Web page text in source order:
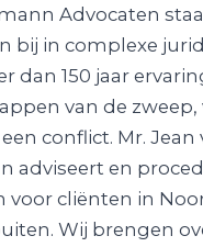
Advocaten
bij in complexe
dan 150 jaar
van de zweep,
conflict. Mr. Jean
adviseert en
voor cliënten in
Wij brengen